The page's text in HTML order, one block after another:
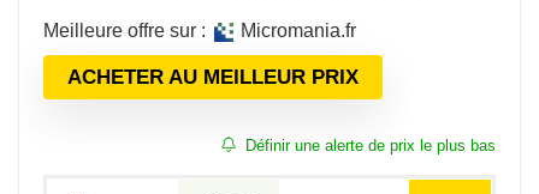
initial
était :
Meilleure offre sur : micromania.fr
ACHETER AU MEILLEUR PRIX
Définir une alerte de prix le plus bas